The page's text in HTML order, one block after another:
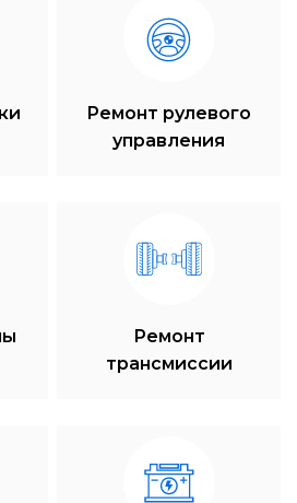
Ремонт рулевого
управления
Ремонт
трансмиссии